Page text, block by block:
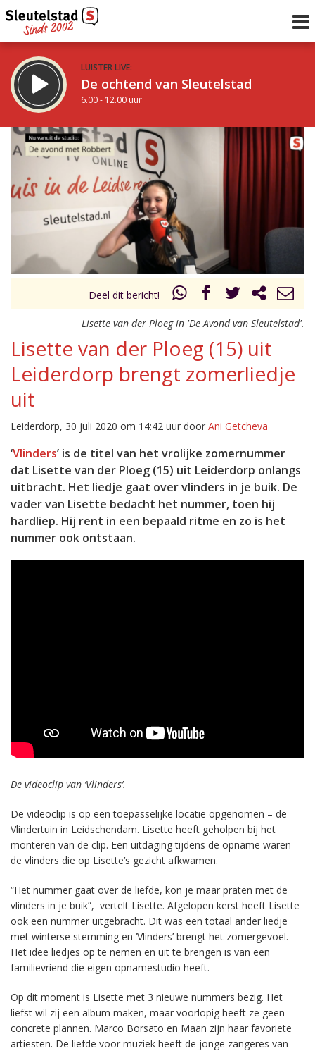
LUISTER LIVE:
De ochtend van Sleutelstad
6.00 - 12.00 uur
STRAKS:
De middag van Sleutelstad
12.00 - 19.00 uur
Vorig uur
uur 1 van 0 Volgend uur
Deel dit bericht!
Lisette van der Ploeg in 'De Avond van Sleutelstad'.
Lisette van der Ploeg (15) uit
Leiderdorp brengt zomerliedje
uit
Leiderdorp, 30 juli 2020 om 14:42 uur door Ani Getcheva
‘Vlinders’ is de titel van het vrolijke zomernummer
dat Lisette van der Ploeg (15) uit Leiderdorp onlangs
uitbracht. Het liedje gaat over vlinders in je buik. De
vader van Lisette bedacht het nummer, toen hij
hardliep. Hij rent in een bepaald ritme en zo is het
nummer ook ontstaan.
De videoclip van ‘Vlinders’.
De videoclip is op een toepasselijke locatie opgenomen – de
Vlindertuin in Leidschendam. Lisette heeft geholpen bij het
monteren van de clip. Een uitdaging tijdens de opname waren
de vlinders die op Lisette’s gezicht afkwamen.
“Het nummer gaat over de liefde, kon je maar praten met de
vlinders in je buik”, vertelt Lisette. Afgelopen kerst heeft Lisette
ook een nummer uitgebracht. Dit was een totaal ander liedje
met winterse stemming en ‘Vlinders’ brengt het zomergevoel.
Het idee liedjes op te nemen en uit te brengen is van een
familievriend die eigen opnamestudio heeft.
Op dit moment is Lisette met 3 nieuwe nummers bezig. Het
liefst wil zij een album maken, maar voorlopig heeft ze geen
concrete plannen. Marco Borsato en Maan zijn haar favoriete
artiesten. De liefde voor muziek heeft de jonge zangeres van